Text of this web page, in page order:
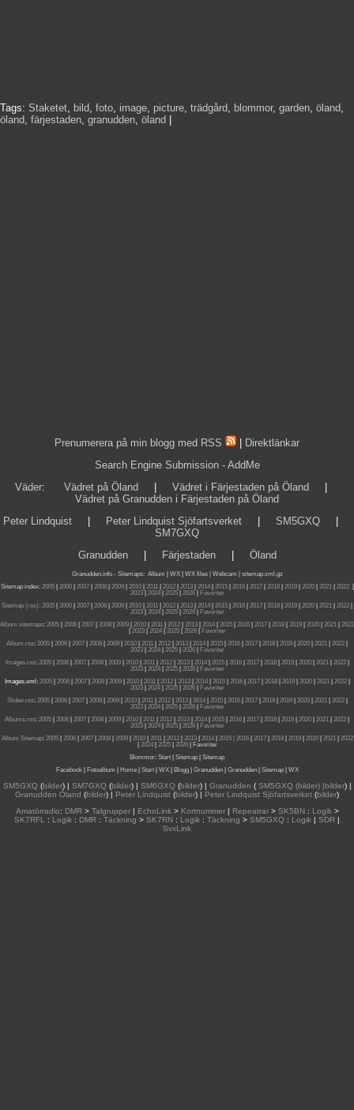
Tags: Staketet, bild, foto, image, picture, trädgård, blommor, garden, öland,
öland, färjestaden, granudden, öland
Prenumerera på min blogg med RSS
Direktlänkar
Search Engine Submission - AddMe
Väder: Vädret på Öland Vädret i Färjestaden på Öland
Vädret på Granudden i Färjestaden på Öland
Peter Lindquist
Peter Lindquist Sjöfartsverket SM5GXQ
SM7GXQ
Granudden| Färjestaden| Öland
Granudden.info- Sitemaps: Album WX WX files | Webcam |
sitemap.xml.gz
Sitemap index: 2005| 2006| 2007| 2008| 2009| 2010| 2011| 2012| 2013| 2014| 2015| 2016| 2017| 2018| 2019| 2020| 2021| 2022|
2023| 2024| 2025| 2026|
Favoriter
Sitemap (rss): 2005 2006 2007 2008 2009 2010 2011 2012 2013 2014 2015 2016 2017 2018 2019 2020 2021 2022
2023| 2024| 2025| 2026|
Favoriter
Album sitemaps: 2005 2006 2007 2008 2009 2010 2011 2012 2013 2014 2015 2016 2017 2018 2019 2020 2021
2022
2023| 2024| 2025| 2026|
Favoriter
Album.rss: 2005 2006 2007 2008 2009 2010 2011 2012 2013 2014 2015 2016 2017 2018 2019 2020 2021 2022
2023| 2024| 2025| 2026|
Favoriter
Images.rss: 2005| 2006| 2007| 2008| 2009| 2010| 2011| 2012| 2013| 2014| 2015| 2016| 2017| 2018| 2019| 2020| 2021| 2022|
2023| 2024| 2025| 2026|
Favoriter
Images.xml: 2005| 2006| 2007| 2008| 2009| 2010| 2011| 2012| 2013| 2014| 2015| 2016| 2017| 2018| 2019| 2020| 2021| 2022|
2023| 2024| 2025| 2026|
Favoriter
Slides.rss: 2005| 2006| 2007| 2008| 2009| 2010| 2011| 2012| 2013| 2014| 2015| 2016| 2017| 2018| 2019| 2020| 2021| 2022|
2023| 2024| 2025| 2026|
Favoriter
Albums.rss: 2005 2006 2007 2008 2009 2010 2011 2012 2013 2014 2015 2016 2017 2018 2019 2020 2021 2022
2023| 2024| 2025| 2026|
Favoriter
Album Sitemap: 2005| 2006| 2007| 2008| 2009| 2010| 2011| 2012| 2013| 2014| 2015 | 2016| 2017| 2018| 2019| 2020| 2021| 2022
2024| 2025| 2026|
Favoriter
Blommor: Start Sitemap
Sitemap
Facebook| Fotoalbum Home| Start| WX| Blogg| Granudden| Granudden| Sitemap| WX
SM5GXQ(bilder) | SM7GXQ(bilder) | SM6GXQ(bilder) | Granudden (SM5GXQ (bilder) |bilder) |
Granudden Öland (bilder) | Peter Lindquist (bilder) | Peter Lindquist Sjöfartsverket (bilder)
Amatörradio: DMR> Talgrupper| EchoLink> Kortnummer| Repeatrar> SK5BN: Logik>
SK7RFL
: Logik : DMR : Täckning > SK7RN : Logik : Täckning > SM5GXQ : Logik | SDR |
SvxLink